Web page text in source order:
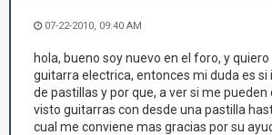
07-22-2010, 09:40 AM
hola, bueno soy nuevo en el foro, y
guitarra electrica, entonces mi duda es
de pastillas y por que, a ver si me pueden
visto guitarras con desde una pastilla
cual me conviene mas gracias por su